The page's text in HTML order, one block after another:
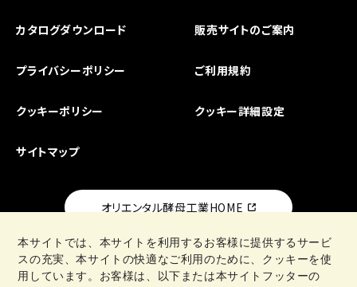
カタログダウンロード 販売サイトのご案内
プライバシーポリシー ご利用規約
クッキーポリシー クッキー詳細設定
サイトマップ
オリエンタル酵母工業HOME
本サイトでは、本サイトを利用するお客様に提供するサービ
スの充実、本サイトの快適なご利用のために、クッキーを使
用しています。お客様は、以下または本サイトフッターの